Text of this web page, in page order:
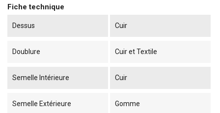
Fiche technique
Dessus Cuir
Doublure Cuir et Textile
Semelle Intérieure Cuir
Semelle Extérieure Gomme